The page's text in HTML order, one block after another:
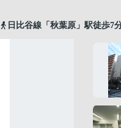
日比谷線「秋葉原」駅徒歩7